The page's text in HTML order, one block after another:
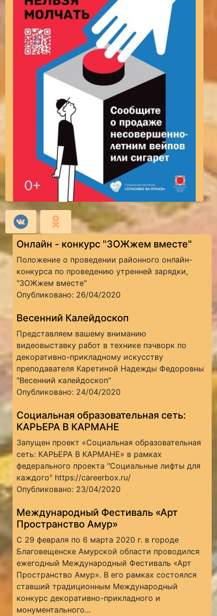
Онлайн - конкурс "ЗОЖжем вместе"
Положение о проведении районного онлайн-
конкурса по проведению утренней зарядки,
"ЗОЖжем вместе"
Опубликовано: 26/04/2020
Весенний Калейдоскоп
Представляем вашему вниманию
видеовыставку работ в технике пэчворк по
декоративно-прикладному искусству
преподавателя Каретиной Надежды Федоровны
"Весенний калейдоскоп"
Опубликовано: 24/04/2020
Социальная образовательная сеть:
КАРЬЕРА В КАРМАНЕ
Запущен проект «Социальная образовательная
сеть: КАРЬЕРА В КАРМАНЕ» в рамках
федерального проекта "Социальные лифты для
каждого" https://careerbox.ru/
Опубликовано: 23/04/2020
Международный Фестиваль «Арт
Пространство Амур»
C 29 февраля по 6 марта 2020 г. в городе
Благовещенске Амурской области проводился
ежегодный Международный Фестиваль «Арт
Пространство Амур». В его рамках состоялся
ставший традиционным Международный
конкурс декоративно-прикладного и
монументального...